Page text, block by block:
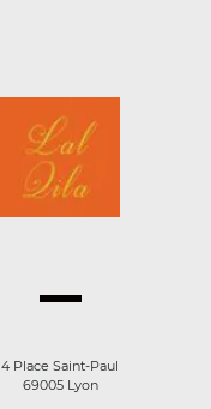
4 Place Saint-Paul
69005 Lyon